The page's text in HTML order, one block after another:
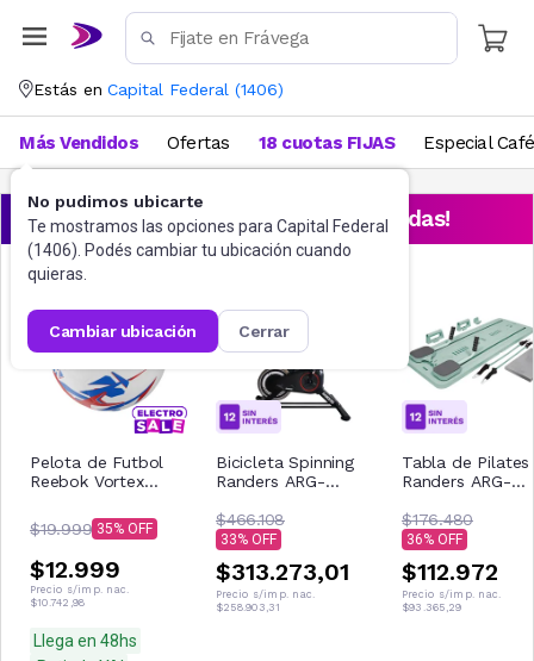
Estás en Capital Federal (1406)
No pudimos ubicarte
Te mostramos las opciones para Capital Federal
(1406). Podés cambiar tu ubicación cuando
quieras.
cambiar ubicación cerrar
Más Vendidos Ofertas 18 cuotas FIJAS Especial Café
¡Aprovechá las ofertas destacadas!
Pelota de Futbol
Reebok Vortex
$19.999 35
$12.999
Precio s/imp. nac.
$10.742,98
Llega en 48hs
Bicicleta Spinning
Randers ARG-
$466.108
33
$313.273,01
Precio s/imp. nac.
$258.903,31
Tabla de Pilates
Randers ARG-
$176.480
36
$112.972
Precio s/imp. nac.
$93.365,29